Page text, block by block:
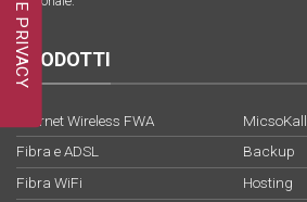
PRODOTTI
Internet Wireless FWA
Fibra e ADSL
Fibra WiFi
MicsoKall
Backup
Hosting